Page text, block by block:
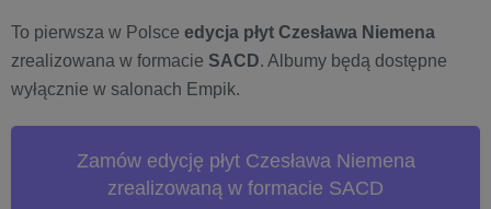
To pierwsza w Polsce edycja płyt Czesława Niemena
zrealizowana w formacie SACD. Albumy będą dostępne
wyłącznie w salonach Empik.
Zamów edycję płyt Czesława Niemena
zrealizowaną w formacie SACD